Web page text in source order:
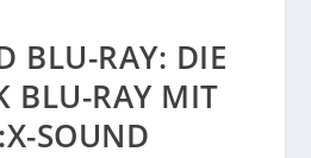
BLU-RAY: DIE
BLU-RAY MIT
SOUND